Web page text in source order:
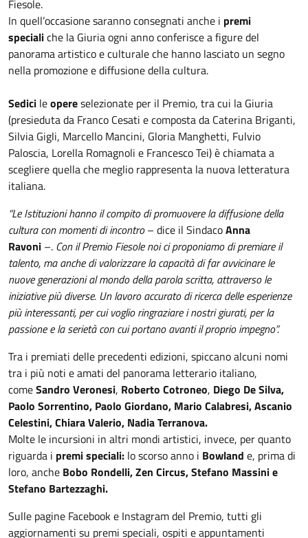
Fiesole.
In quell’occasione saranno consegnati anche i premi
specialiche la Giuria ogni anno conferisce a figure del
panorama artistico e culturale che hanno lasciato un segno
nella promozione e diffusione della cultura.
Sedici leopereselezionate per il Premio, tra cui la Giuria
(presieduta da Franco Cesati e composta da Caterina Briganti,
Silvia Gigli, Marcello Mancini, Gloria Manghetti, Fulvio
Paloscia, Lorella Romagnoli e Francesco Tei) è chiamata a
scegliere quella che meglio rappresenta la nuova letteratura
italiana.
“Le Istituzioni hanno il compito di promuovere la diffusione della
cultura con momenti di incontro– dice il SindacoAnna
Ravoni –. Con il Premio Fiesole noi ci proponiamo di premiare il
talento, ma anche di valorizzare la capacità di far avvicinare le
nuove generazioni al mondo della parola scritta, attraverso le
iniziative più diverse. Un lavoro accurato di ricerca delle esperienze
più interessanti, per cui voglio ringraziare i nostri giurati, per la
passione e la serietà con cui portano avanti il proprio impegno”.
Tra i premiati delle precedenti edizioni, spiccano alcuni nomi
tra i più noti e amati del panorama letterario italiano,
comeSandro Veronesi, Roberto Cotroneo, Diego De Silva,
Paolo Sorrentino, Paolo Giordano, Mario Calabresi, Ascanio
Celestini, Chiara Valerio, Nadia Terranova.
Molte le incursioni in altri mondi artistici, invece, per quanto
riguarda i premi speciali: lo scorso anno i Bowland e, prima di
loro, anche Bobo Rondelli, Zen Circus, Stefano Massini e
Stefano Bartezzaghi.
Sulle pagine Facebook e Instagram del Premio, tutti gli
aggiornamenti su premi speciali, ospiti e appuntamenti